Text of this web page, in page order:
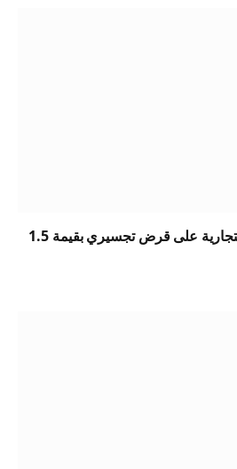
حصلت شركة كانتربري التجارية على قرض تجسيري بقيمة 1.5